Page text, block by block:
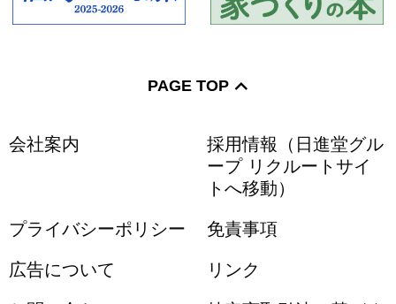
水族館 街歩き グルメ
ランチ アート
博物館 見学 日帰り
家族・子連れ
PAGE TOP
会社案内
採用情報（日進堂グル
ープ リクルートサイ
トへ移動）
プライバシーポリシー 免責事項
広告について リンク